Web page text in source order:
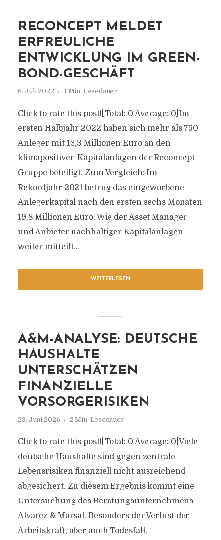
RECONCEPT MELDET
ERFREULICHE
ENTWICKLUNG IM GREEN-
BOND-GESCHÄFT
6. Juli 2022 1 Min. Lesedauer
Click to rate this post![Total: 0 Average: 0]Im
ersten Halbjahr 2022 haben sich mehr als 750
Anleger mit 13,3 Millionen Euro an den
klimapositiven Kapitalanlagen der Reconcept-
Gruppe beteiligt. Zum Vergleich: Im
Rekordjahr 2021 betrug das eingeworbene
Anlegerkapital nach den ersten sechs Monaten
19,8 Millionen Euro. Wie der Asset Manager
und Anbieter nachhaltiger Kapitalanlagen
weiter mitteilt...
WEITERLESEN
A&M-ANALYSE: DEUTSCHE
HAUSHALTE
UNTERSCHÄTZEN
FINANZIELLE
VORSORGERISIKEN
28. Juni 2026 2 Min. Lesedauer
Click to rate this post![Total: 0 Average: 0]Viele
deutsche Haushalte sind gegen zentrale
Lebensrisiken finanziell nicht ausreichend
abgesichert. Zu diesem Ergebnis kommt eine
Untersuchung des Beratungsunternehmens
Alvarez & Marsal. Besonders der Verlust der
Arbeitskraft, aber auch Todesfall,